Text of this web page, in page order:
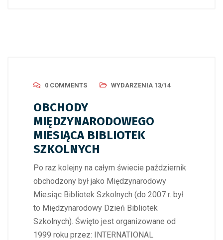
0 COMMENTS WYDARZENIA 13/14
OBCHODY
MIĘDZYNARODOWEGO
MIESIĄCA BIBLIOTEK
SZKOLNYCH
Po raz kolejny na całym świecie październik
obchodzony był jako Międzynarodowy
Miesiąc Bibliotek Szkolnych (do 2007 r. był
to Międzynarodowy Dzień Bibliotek
Szkolnych). Święto jest organizowane od
1999 roku przez: INTERNATIONAL